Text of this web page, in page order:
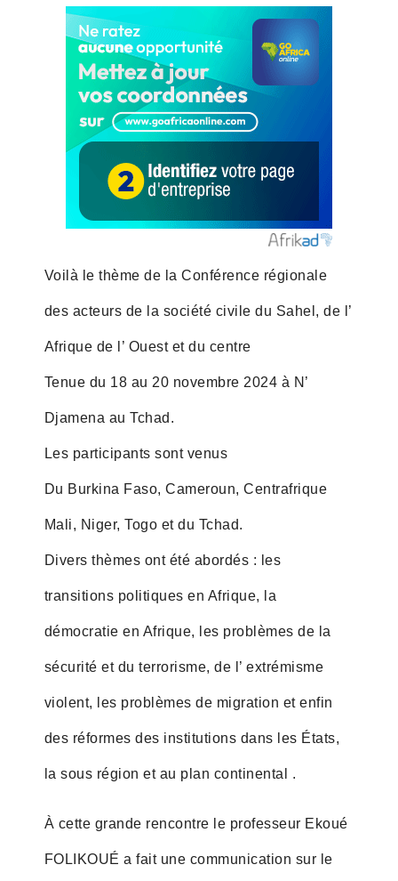
Voilà le thème de la Conférence régionale
des acteurs de la société civile du Sahel, de l’
Afrique de l’ Ouest et du centre
Tenue du 18 au 20 novembre 2024 à N’
Djamena au Tchad.
Les participants sont venus
Du Burkina Faso, Cameroun, Centrafrique
Mali, Niger, Togo et du Tchad.
Divers thèmes ont été abordés : les
transitions politiques en Afrique, la
démocratie en Afrique, les problèmes de la
sécurité et du terrorisme, de l’ extrémisme
violent, les problèmes de migration et enfin
des réformes des institutions dans les États,
la sous région et au plan continental .
À cette grande rencontre le professeur Ekoué
FOLIKOUÉ a fait une communication sur le